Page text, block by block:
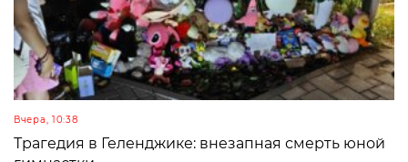
Вчера, 10:38
Трагедия в Геленджике: внезапная смерть юной